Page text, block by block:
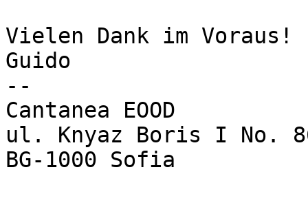
Vielen Dank im Voraus!
Guido
--
Cantanea EOOD
ul. Knyaz Boris I No.
BG-1000 Sofia